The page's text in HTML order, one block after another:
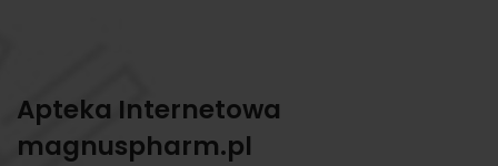
Apteka Internetowa
magnuspharm.pl